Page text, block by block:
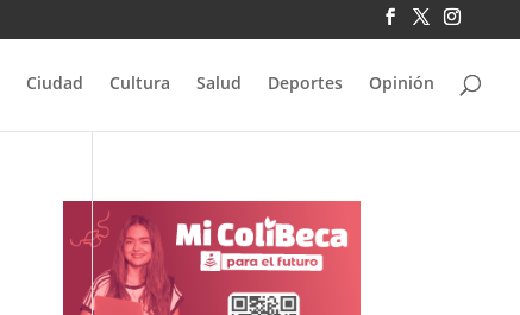
Ciudad Cultura Salud Deportes Opinión